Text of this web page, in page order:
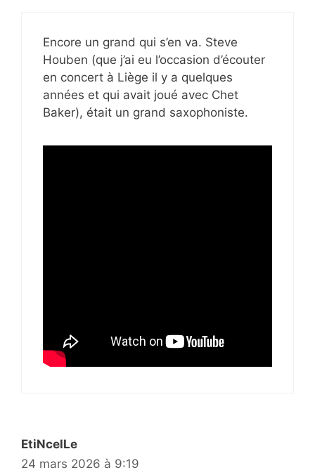
Encore un grand qui s’en va. Steve
Houben (que j’ai eu l’occasion d’écouter
en concert à Liège il y a quelques
années et qui avait joué avec Chet
Baker), était un grand saxophoniste.
EtiNcelLe
24 mars 2026 à 9:19